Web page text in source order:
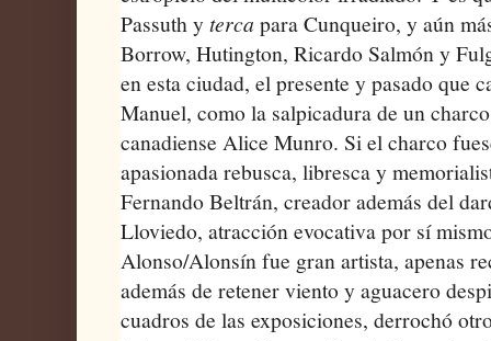
Passuth yterca para Cunqueiro, y aún
Borrow, Hutington, Ricardo Salmón y
en esta ciudad, el presente y pasado que
Manuel, como la salpicadura de un
canadiense Alice Munro. Si el charco
apasionada rebusca, libresca y
Fernando Beltrán, creador además del
Lloviedo, atracción evocativa por sí
Alonso/Alonsín fue gran artista, apenas
además de retener viento y aguacero
cuadros de las exposiciones, derrochó